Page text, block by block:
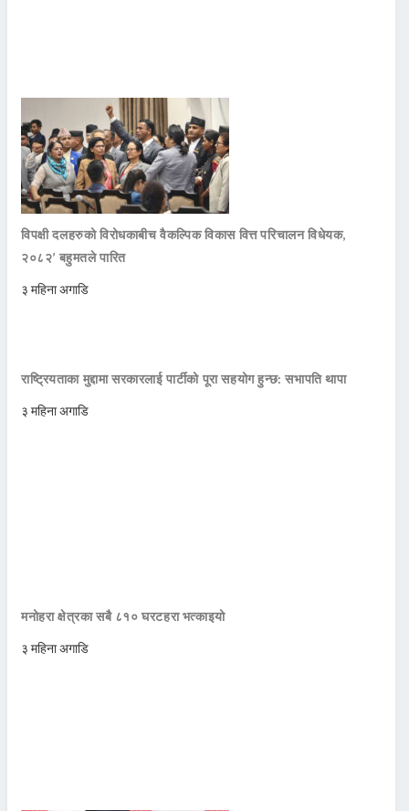
विपक्षी दलहरुको विरोधकाबीच वैकल्पिक विकास वित्त परिचालन विधेयक,
२०८२’ बहुमतले पारित
३ महिना अगाडि
राष्ट्रियताका मुद्दामा सरकारलाई पार्टीको पूरा सहयोग हुन्छ: सभापति थापा
३ महिना अगाडि
मनोहरा क्षेत्रका सबै ८१० घरटहरा भत्काइयो
३ महिना अगाडि